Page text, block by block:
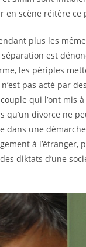
en scène réitère
plus les
est
les périples
pas acté par
qui l’ont mis
qu’un divorce ne
dans une
à l’étranger,
diktats d’une